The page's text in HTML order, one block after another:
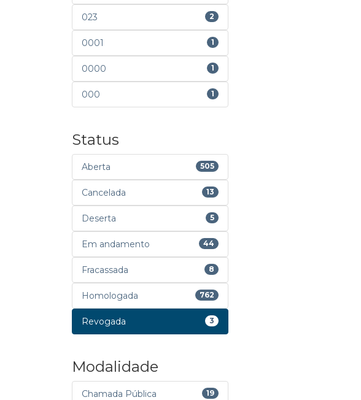
023 2
0001 1
0000 1
000 1
Status
Aberta 505
Cancelada 13
Deserta 5
Em andamento 44
Fracassada 8
Homologada 762
Revogada 3
Modalidade
Chamada Pública 19